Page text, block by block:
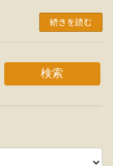
続きを読む
検索